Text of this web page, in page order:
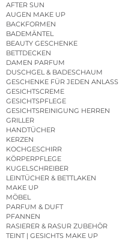
AFTER SUN
AUGEN MAKE UP
BACKFORMEN
BADEMÄNTEL
BEAUTY GESCHENKE
BETTDECKEN
DAMEN PARFUM
DUSCHGEL & BADESCHAUM
GESCHENKE FÜR JEDEN ANLASS
GESICHTSCREME
GESICHTSPFLEGE
GESICHTSREINIGUNG HERREN
GRILLER
HANDTÜCHER
KERZEN
KOCHGESCHIRR
KÖRPERPFLEGE
KUGELSCHREIBER
LEINTÜCHER & BETTLAKEN
MAKE UP
MÖBEL
PARFUM & DUFT
PFANNEN
RASIERER & RASUR ZUBEHÖR
TEINT | GESICHTS MAKE UP